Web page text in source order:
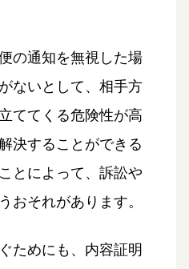
の通知を無視した場
ないとして、相手方
ててくる危険性が高
決することができる
とによって、訴訟や
おそれがあります。
ためにも、内容証明